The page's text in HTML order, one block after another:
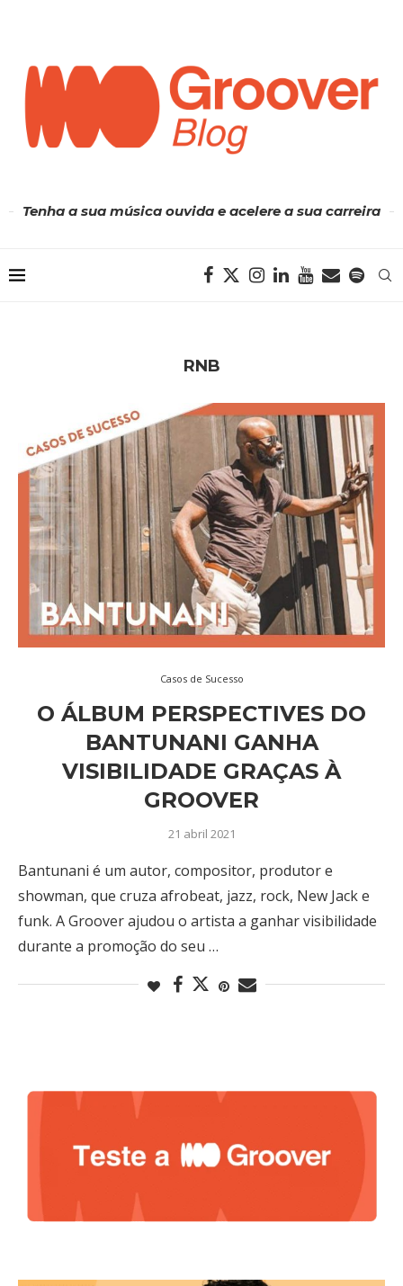
Tenha a sua música ouvida e acelere a sua carreira
RNB
Casos de Sucesso
O ÁLBUM PERSPECTIVES DO
BANTUNANI GANHA
VISIBILIDADE GRAÇAS À
GROOVER
21 abril 2021
Bantunani é um autor, compositor, produtor e
showman, que cruza afrobeat, jazz, rock, New Jack e
funk. A Groover ajudou o artista a ganhar visibilidade
durante a promoção do seu …